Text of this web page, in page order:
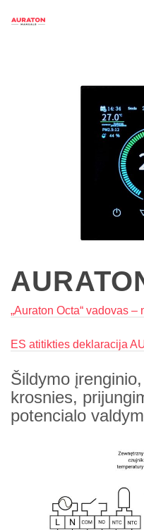
„Auraton Octa“ vadovas –
ES atitikties deklaracija
Šildymo
krosnies,
potencialo